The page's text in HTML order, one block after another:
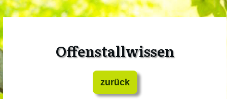
Offenstallwissen
zurück